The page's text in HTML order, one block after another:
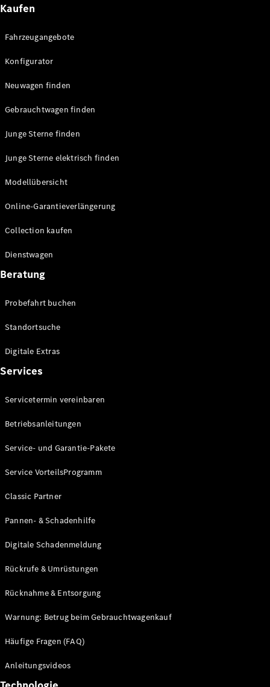
Kaufen
Fahrzeugangebote
Konfigurator
Neuwagen finden
Gebrauchtwagen finden
Junge Sterne finden
Junge Sterne elektrisch finden
Modellübersicht
Online-Garantieverlängerung
Collection kaufen
Dienstwagen
Beratung
Probefahrt buchen
Standortsuche
Digitale Extras
Services
Servicetermin vereinbaren
Betriebsanleitungen
Service- und Garantie-Pakete
Service VorteilsProgramm
Classic Partner
Pannen- & Schadenhilfe
Digitale Schadenmeldung
Rückrufe & Umrüstungen
Rücknahme & Entsorgung
Warnung: Betrug beim Gebrauchtwagenkauf
Häufige Fragen (FAQ)
Anleitungsvideos